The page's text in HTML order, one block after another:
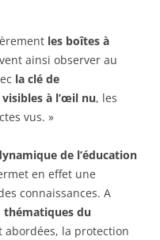
les boîtes à
ainsi observer au
la clé de
à l’œil nu, les
vus. »
de l’éducation
en effet une
connaissances. A
thématiques du
abordées, la protection